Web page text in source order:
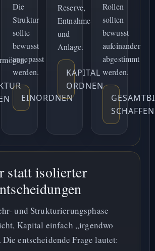
Die
Struktur
sollte
bewusst
angepasst
werden.
EINORDNEN
Reserve,
Entnahme
und
Anlage.
KAPITAL
ORDNEN
Rollen
sollten
bewusst
aufeinander
abgestimmt
werden.
SCHAFFEN
statt isolierter
und Strukturierungsphase
Kapital einfach „irgendwo
Die entscheidende Frage lautet: